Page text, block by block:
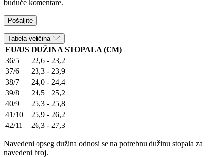
buduće komentare.
Tabela veličina
EU/US DUŽINA STOPALA (CM)
36/5
22,6 - 23,2
37/6
23,3 - 23,9
38/7
24,0 - 24,4
39/8
24,5 - 25,2
40/9
25,3 - 25,8
41/10
25,9 - 26,2
42/11
26,3 - 27,3
Navedeni opseg dužina odnosi se na potrebnu dužinu stopala za
navedeni broj.